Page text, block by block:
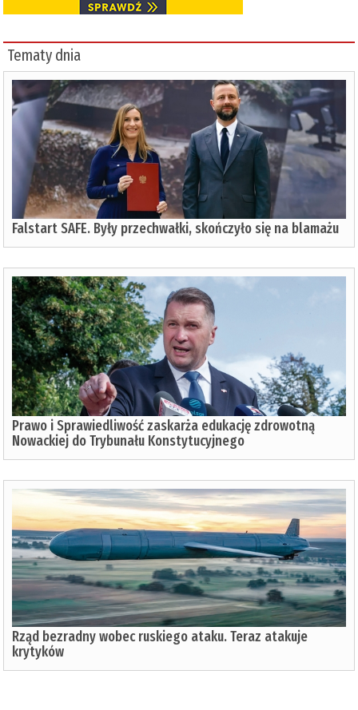
Tematy dnia
Falstart SAFE. Były przechwałki, skończyło się na blamażu
Prawo i Sprawiedliwość zaskarża edukację zdrowotną
Nowackiej do Trybunału Konstytucyjnego
Rząd bezradny wobec ruskiego ataku. Teraz atakuje
krytyków